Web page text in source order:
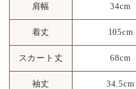
肩幅 34cm
着丈 105cm
スカート丈 68cm
袖丈 34.5cm